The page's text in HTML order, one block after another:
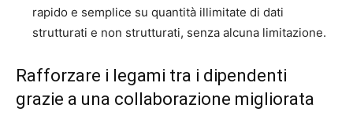
rapido e semplice su quantità illimitate di dati
strutturati e non strutturati, senza alcuna limitazione.
Rafforzare i legami tra i dipendenti
grazie a una collaborazione migliorata